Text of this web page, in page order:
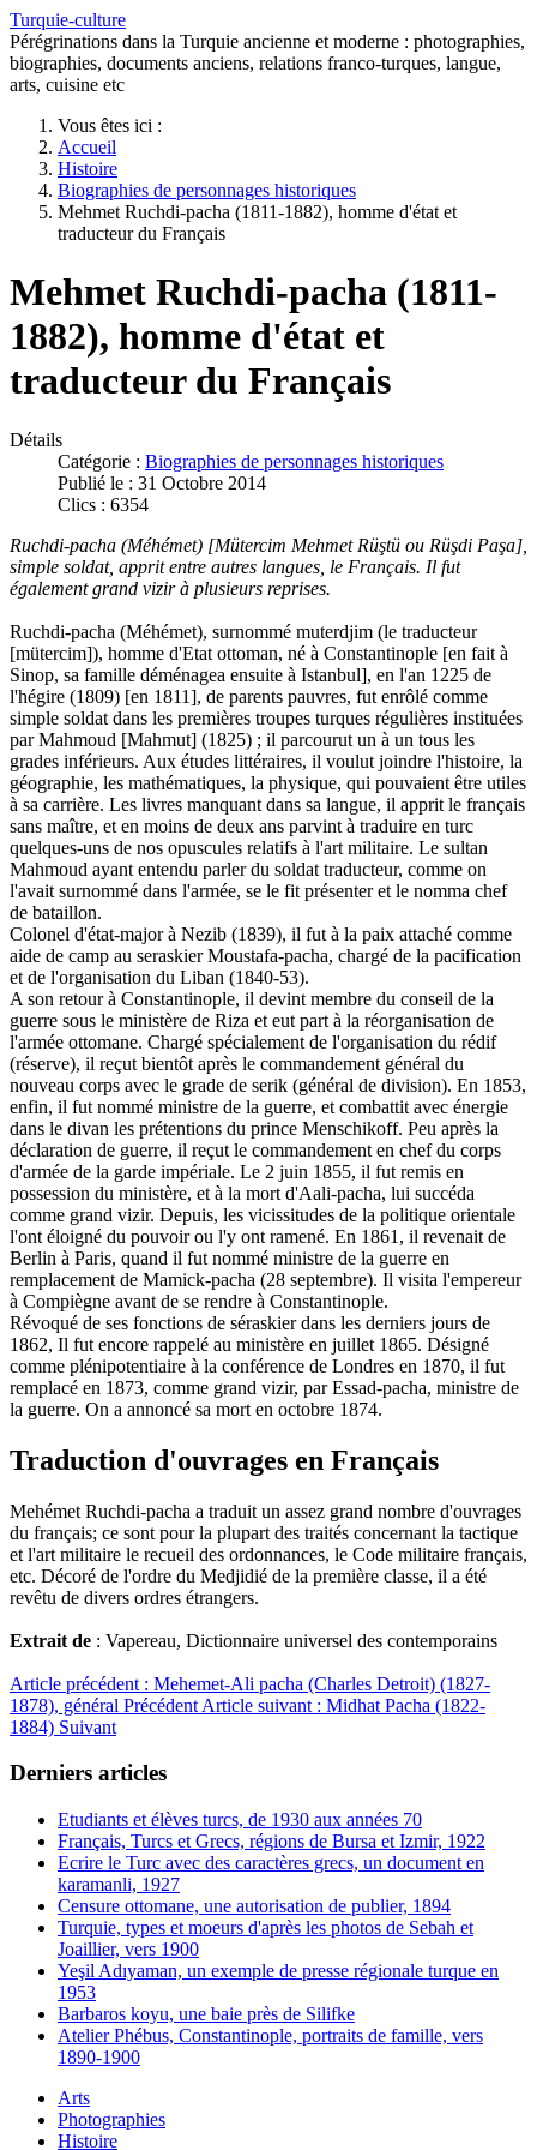
Turquie-culture
Pérégrinations dans la Turquie ancienne et moderne : photographies,
biographies, documents anciens, relations franco-turques, langue,
arts, cuisine etc
Vous êtes ici :
Accueil
Histoire
Biographies de personnages historiques
Mehmet Ruchdi-pacha (1811-1882), homme d'état et
traducteur du Français
Mehmet Ruchdi-pacha (1811-
1882), homme d'état et
traducteur du Français
Détails
Catégorie : Biographies de personnages historiques
Publié le : 31 Octobre 2014
Clics : 6354
Ruchdi-pacha (Méhémet) [Mütercim Mehmet Rüştü ou Rüşdi Paşa],
simple soldat, apprit entre autres langues, le Français. Il fut
également grand vizir à plusieurs reprises.
Ruchdi-pacha (Méhémet), surnommé muterdjim (le traducteur
[mütercim]), homme d'Etat ottoman, né à Constantinople [en fait à
Sinop, sa famille déménagea ensuite à Istanbul], en l'an 1225 de
l'hégire (1809) [en 1811], de parents pauvres, fut enrôlé comme
simple soldat dans les premières troupes turques régulières instituées
par Mahmoud [Mahmut] (1825) ; il parcourut un à un tous les
grades inférieurs. Aux études littéraires, il voulut joindre l'histoire, la
géographie, les mathématiques, la physique, qui pouvaient être utiles
à sa carrière. Les livres manquant dans sa langue, il apprit le français
sans maître, et en moins de deux ans parvint à traduire en turc
quelques-uns de nos opuscules relatifs à l'art militaire. Le sultan
Mahmoud ayant entendu parler du soldat traducteur, comme on
l'avait surnommé dans l'armée, se le fit présenter et le nomma chef
de bataillon.
Colonel d'état-major à Nezib (1839), il fut à la paix attaché comme
aide de camp au seraskier Moustafa-pacha, chargé de la pacification
et de l'organisation du Liban (1840-53).
A son retour à Constantinople, il devint membre du conseil de la
guerre sous le ministère de Riza et eut part à la réorganisation de
l'armée ottomane. Chargé spécialement de l'organisation du rédif
(réserve), il reçut bientôt après le commandement général du
nouveau corps avec le grade de serik (général de division). En 1853,
enfin, il fut nommé ministre de la guerre, et combattit avec énergie
dans le divan les prétentions du prince Menschikoff. Peu après la
déclaration de guerre, il reçut le commandement en chef du corps
d'armée de la garde impériale. Le 2 juin 1855, il fut remis en
possession du ministère, et à la mort d'Aali-pacha, lui succéda
comme grand vizir. Depuis, les vicissitudes de la politique orientale
l'ont éloigné du pouvoir ou l'y ont ramené. En 1861, il revenait de
Berlin à Paris, quand il fut nommé ministre de la guerre en
remplacement de Mamick-pacha (28 septembre). Il visita l'empereur
à Compiègne avant de se rendre à Constantinople.
Révoqué de ses fonctions de séraskier dans les derniers jours de
1862, Il fut encore rappelé au ministère en juillet 1865. Désigné
comme plénipotentiaire à la conférence de Londres en 1870, il fut
remplacé en 1873, comme grand vizir, par Essad-pacha, ministre de
la guerre. On a annoncé sa mort en octobre 1874.
Traduction d'ouvrages en Français
Mehémet Ruchdi-pacha a traduit un assez grand nombre d'ouvrages
du français; ce sont pour la plupart des traités concernant la tactique
et l'art militaire le recueil des ordonnances, le Code militaire français,
etc. Décoré de l'ordre du Medjidié de la première classe, il a été
revêtu de divers ordres étrangers.
Extrait de : Vapereau, Dictionnaire universel des contemporains
Article précédent : Mehemet-Ali pacha (Charles Detroit) (1827-
1878), général Précédent Article suivant : Midhat Pacha (1822-
1884) Suivant
Derniers articles
Etudiants et élèves turcs, de 1930 aux années 70
Français, Turcs et Grecs, régions de Bursa et Izmir, 1922
Ecrire le Turc avec des caractères grecs, un document en
karamanli, 1927
Censure ottomane, une autorisation de publier, 1894
Turquie, types et moeurs d'après les photos de Sebah et
Joaillier, vers 1900
Yeşil Adıyaman, un exemple de presse régionale turque en
1953
Barbaros koyu, une baie près de Silifke
Atelier Phébus, Constantinople, portraits de famille, vers
1890-1900
Arts
Photographies
Histoire